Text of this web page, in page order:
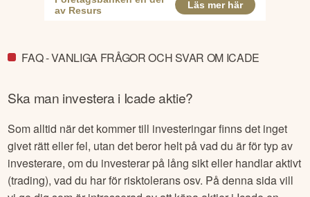
FAQ - VANLIGA FRÅGOR OCH SVAR OM ICADE
Ska man investera i Icadeaktie?
Som alltid när det kommer till investeringar finns det inget
givet rätt eller fel, utan det beror helt på vad du är för typ av
investerare, om du investerar på lång sikt eller handlar aktivt
(trading), vad du har för risktolerans osv. På denna sida vill